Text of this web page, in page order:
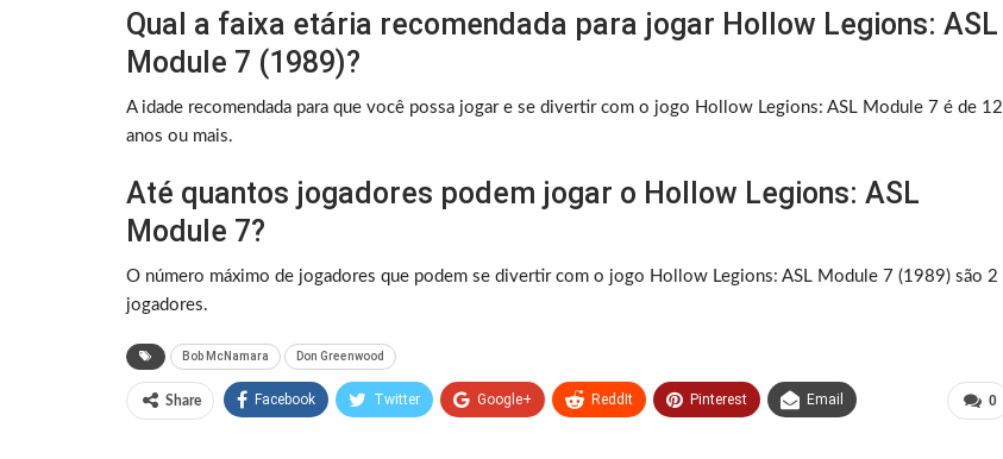
Qual a faixa etária recomendada para jogar Hollow Legions: ASL
Module 7 (1989)?
A idade recomendada para que você possa jogar e se divertir com o jogo Hollow Legions: ASL Module 7 é de 12
anos ou mais.
Até quantos jogadores podem jogar o Hollow Legions: ASL
Module 7?
O número máximo de jogadores que podem se divertir com o jogo Hollow Legions: ASL Module 7 (1989) são 2
jogadores.
Bob McNamara Don Greenwood
0
Share Facebook Twitter Google+ ReddIt Pinterest Email